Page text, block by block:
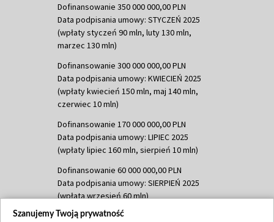
Dofinansowanie 350 000 000,00 PLN
Data podpisania umowy: STYCZEŃ 2025
(wpłaty styczeń 90 mln, luty 130 mln,
marzec 130 mln)
Dofinansowanie 300 000 000,00 PLN
Data podpisania umowy: KWIECIEŃ 2025
(wpłaty kwiecień 150 mln, maj 140 mln,
czerwiec 10 mln)
Dofinansowanie 170 000 000,00 PLN
Data podpisania umowy: LIPIEC 2025
(wpłaty lipiec 160 mln, sierpień 10 mln)
Dofinansowanie 60 000 000,00 PLN
Data podpisania umowy: SIERPIEŃ 2025
(wpłata wrzesień 60 mln)
Dofinansowanie 635 783 051,21 PLN
Szanujemy Twoją prywatność